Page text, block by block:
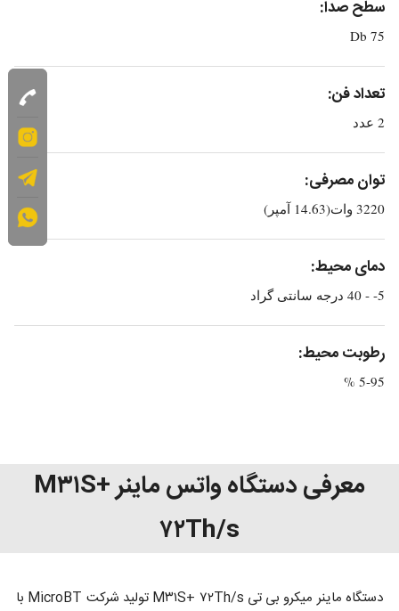
سطح صدا:
75 Db
تعداد فن:
2 عدد
توان مصرفی:
3220 وات(14.63 آمپر)
دمای محیط:
5- - 40 درجه سانتی گراد
رطوبت محیط:
5-95 %
معرفی دستگاه واتس ماینر M۳۱S+
۷۲Th/s
دستگاه ماینر میکرو بی تی M۳۱S+ ۷۲Th/s تولید شرکت MicroBT با